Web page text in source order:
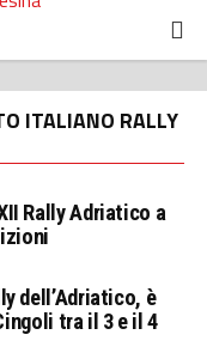
ITALIANO RALLY
Rally Adriatico a
dell’Adriatico, è
tra il 3 e il 4